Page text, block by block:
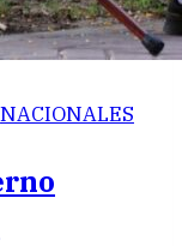
NACIONALES